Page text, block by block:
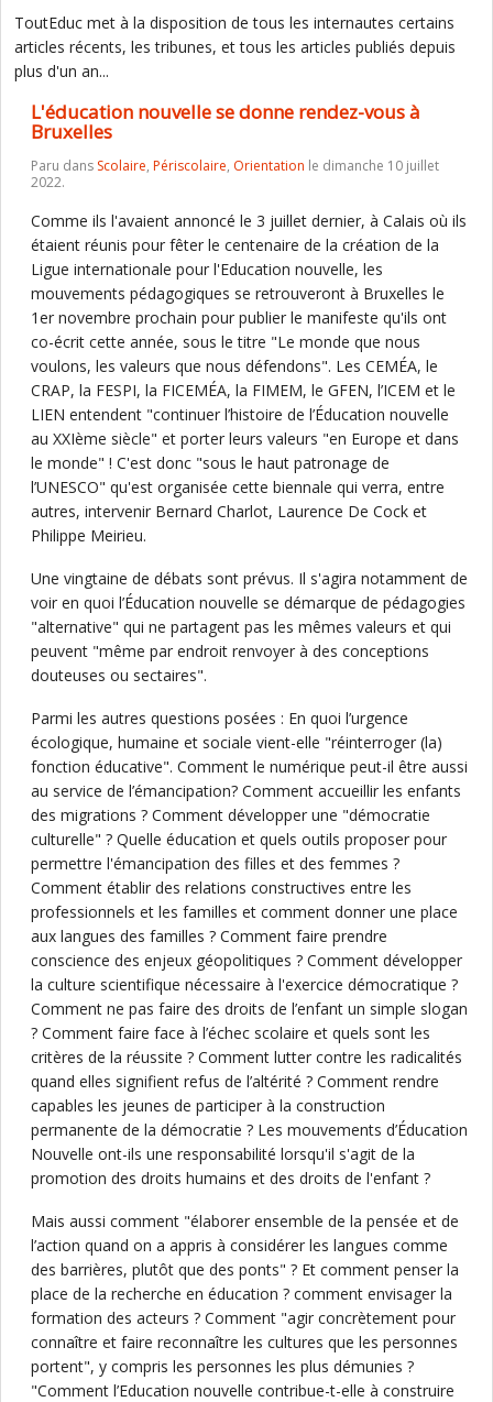
ToutEduc met à la disposition de tous les internautes certains
articles récents, les tribunes, et tous les articles publiés depuis
plus d'un an...
L'éducation nouvelle se donne rendez-vous à
Bruxelles
Paru dans Scolaire, Périscolaire, Orientation le dimanche 10 juillet
2022.
Comme ils l'avaient annoncé le 3 juillet dernier, à Calais où ils
étaient réunis pour fêter le centenaire de la création de la
Ligue internationale pour l'Education nouvelle, les
mouvements pédagogiques se retrouveront à Bruxelles le
1er novembre prochain pour publier le manifeste qu'ils ont
co-écrit cette année, sous le titre "Le monde que nous
voulons, les valeurs que nous défendons". Les CEMÉA, le
CRAP, la FESPI, la FICEMÉA, la FIMEM, le GFEN, l’ICEM et le
LIEN entendent "continuer l’histoire de l’Éducation nouvelle
au XXIème siècle" et porter leurs valeurs "en Europe et dans
le monde" ! C'est donc "sous le haut patronage de
l’UNESCO" qu'est organisée cette biennale qui verra, entre
autres, intervenir Bernard Charlot, Laurence De Cock et
Philippe Meirieu.
Une vingtaine de débats sont prévus. Il s'agira notamment de
voir en quoi l’Éducation nouvelle se démarque de pédagogies
"alternative" qui ne partagent pas les mêmes valeurs et qui
peuvent "même par endroit renvoyer à des conceptions
douteuses ou sectaires".
Parmi les autres questions posées : En quoi l’urgence
écologique, humaine et sociale vient-elle "réinterroger (la)
fonction éducative". Comment le numérique peut-il être aussi
au service de l’émancipation? Comment accueillir les enfants
des migrations ? Comment développer une "démocratie
culturelle" ? Quelle éducation et quels outils proposer pour
permettre l'émancipation des filles et des femmes ?
Comment établir des relations constructives entre les
professionnels et les familles et comment donner une place
aux langues des familles ? Comment faire prendre
conscience des enjeux géopolitiques ? Comment développer
la culture scientifique nécessaire à l'exercice démocratique ?
Comment ne pas faire des droits de l’enfant un simple slogan
? Comment faire face à l’échec scolaire et quels sont les
critères de la réussite ? Comment lutter contre les radicalités
quand elles signifient refus de l’altérité ? Comment rendre
capables les jeunes de participer à la construction
permanente de la démocratie ? Les mouvements d’Éducation
Nouvelle ont-ils une responsabilité lorsqu'il s'agit de la
promotion des droits humains et des droits de l'enfant ?
Mais aussi comment "élaborer ensemble de la pensée et de
l’action quand on a appris à considérer les langues comme
des barrières, plutôt que des ponts" ? Et comment penser la
place de la recherche en éducation ? comment envisager la
formation des acteurs ? Comment "agir concrètement pour
connaître et faire reconnaître les cultures que les personnes
portent", y compris les personnes les plus démunies ?
"Comment l’Education nouvelle contribue-t-elle à construire